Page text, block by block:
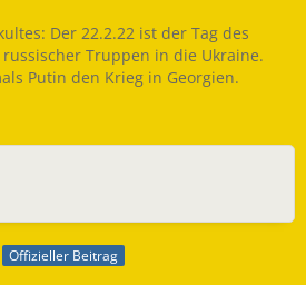
Der 22.2.22 ist der Tag des
Truppen in die Ukraine.
Putin den Krieg in Georgien.
Offizieller Beitrag